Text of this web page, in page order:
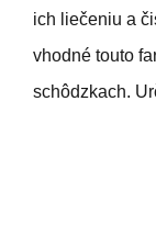
ich liečeniu a
vhodné touto
schôdzkach.